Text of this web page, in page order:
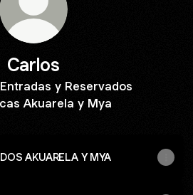
Carlos
y Reservados
Akuarela y Mya
AKUARELA Y MYA